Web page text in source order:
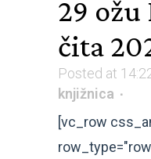
29 ožu
čita
Posted at
knjižnica
[vc_row